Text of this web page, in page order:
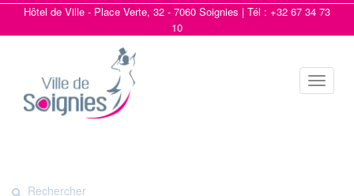
Hôtel de Ville - Place Verte, 32 - 7060 Soignies | Tél : +32 67 34 73
10
Toggle